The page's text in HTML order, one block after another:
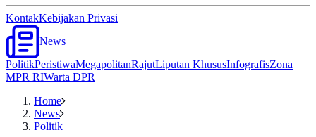
KontakKebijakan Privasi
News
PolitikPeristiwaMegapolitanRajutLiputan KhususInfografisZona
MPR RIWarta DPR
Home
News
Politik